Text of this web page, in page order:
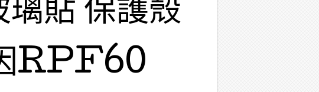
璃貼 保護殼
RPF60